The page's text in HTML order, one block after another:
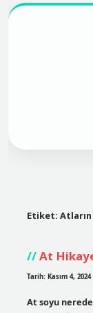
Etiket:
At
Tarih: Kasım 4, 2024
At soyu